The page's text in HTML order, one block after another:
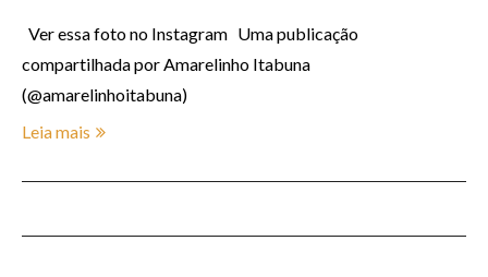
Ver essa foto no Instagram Uma publicação
compartilhada por Amarelinho Itabuna
(@amarelinhoitabuna)
Leia mais